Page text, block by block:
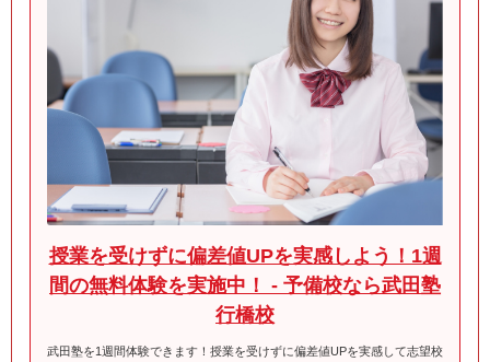
授業を受けずに偏差値UPを実感しよう！1週
間の無料体験を実施中！ - 予備校なら武田塾
行橋校
武田塾を1週間体験できます！授業を受けずに偏差値UPを実感して志望校